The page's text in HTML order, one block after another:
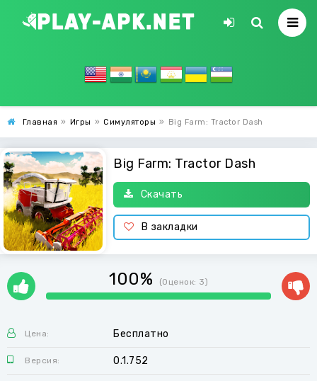
Главная » Игры » Симуляторы » Big Farm: Tractor Dash
Big Farm: Tractor Dash
Скачать
В закладки
100% (Оценок: 3)
Цена: Бесплатно
Версия: 0.1.752